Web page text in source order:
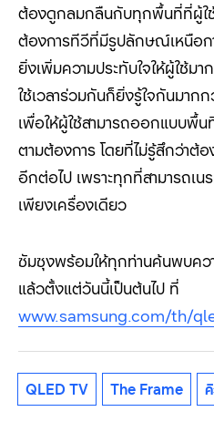
ต้องดูกลมกลืนกับทุกพื้นที่ที่ผู้ใ
ต้องการทีวีที่มีรูปลักษณ์เหนือกา
ยิ่งเพิ่มความประทับใจให้ผู้ใช้ม
ใช้เวลาร่วมกันก็ยิ่งรู้ใจกันมาก
เพื่อให้ผู้ใช้สามารถออกแบบพื้น
ตามต้องการ โดยที่ไม่รู้สึกว่า
อีกต่อไป เพราะทุกที่สามารถเ
เพียงเครื่องเดียว
ซัมซุงพร้อมให้ทุกท่านค้นพบคว
แล้วตั้งแต่วันนี้เป็นต้นไป ที่
www.samsung.com/th/
QLED TV The Frame